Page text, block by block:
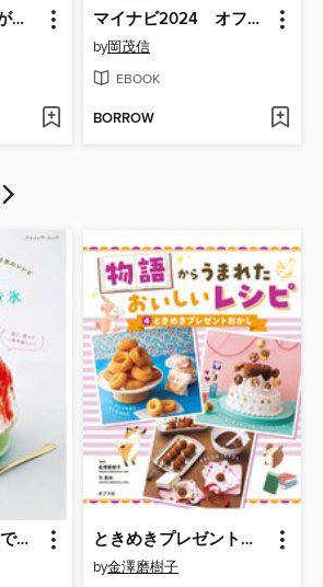
ノーベル物理学者が教える「自分力」の磨き方 マイナビ2024 オフィシャル就活BOOK 内定獲得のメソッド 自己分析 適職へ導く書き込み式ワークシート
by岡茂信
EBOOK
BORROW
こももままの お家で発掘かき氷 ときめきプレゼントおかし４ 物語からうまれた おいしいレシピ
by金澤磨樹子